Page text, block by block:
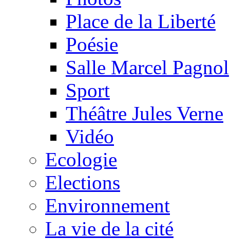
Place de la Liberté
Poésie
Salle Marcel Pagnol
Sport
Théâtre Jules Verne
Vidéo
Ecologie
Elections
Environnement
La vie de la cité